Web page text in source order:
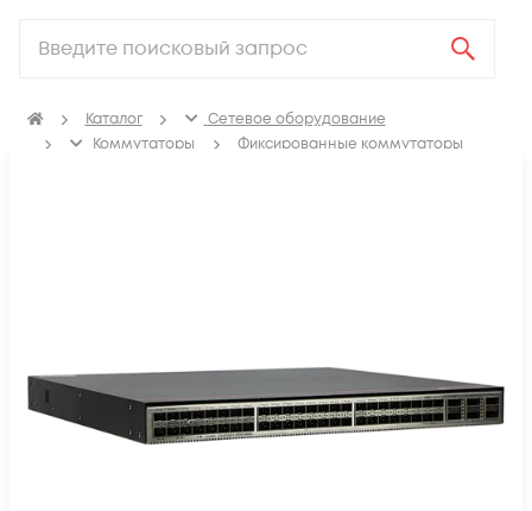
Каталог
Сетевое оборудование
Коммутаторы
Фиксированные коммутаторы